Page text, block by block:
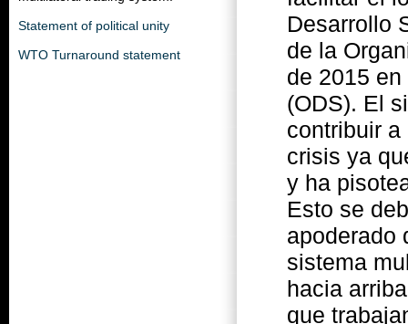
Statement of political unity
WTO Turnaround statement
Desarrollo
de la
de 2015
(ODS). El
contribuir
crisis ya
y ha
Esto se
apoderado
sistema
hacia
que